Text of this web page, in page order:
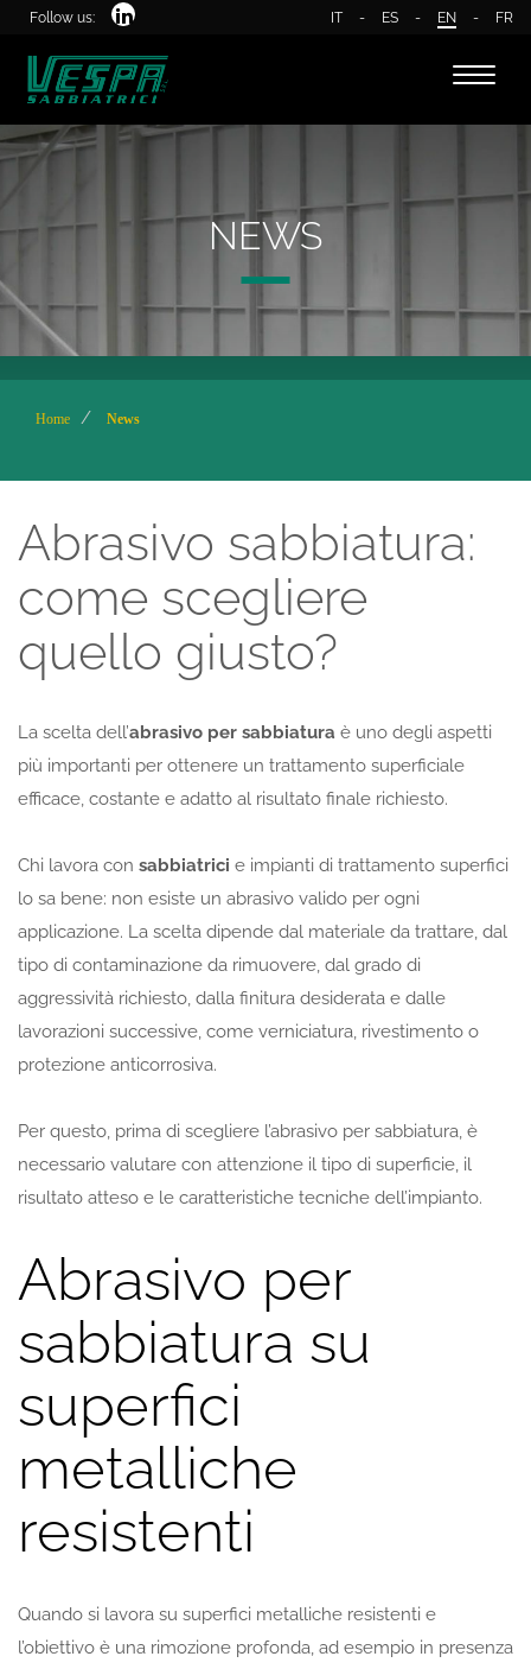
Follow us: IT - ES - EN - FR
Toggle
NEWS
Home News
Abrasivo sabbiatura:
come scegliere
quello giusto?
La scelta dell’abrasivo per sabbiatura è uno degli aspetti
più importanti per ottenere un trattamento superficiale
efficace, costante e adatto al risultato finale richiesto.
Chi lavora con sabbiatrici e impianti di trattamento superfici
lo sa bene: non esiste un abrasivo valido per ogni
applicazione. La scelta dipende dal materiale da trattare, dal
tipo di contaminazione da rimuovere, dal grado di
aggressività richiesto, dalla finitura desiderata e dalle
lavorazioni successive, come verniciatura, rivestimento o
protezione anticorrosiva.
Per questo, prima di scegliere l’abrasivo per sabbiatura, è
necessario valutare con attenzione il tipo di superficie, il
risultato atteso e le caratteristiche tecniche dell’impianto.
Abrasivo per
sabbiatura su
superfici
metalliche
resistenti
Quando si lavora su superfici metalliche resistenti e
l’obiettivo è una rimozione profonda, ad esempio in presenza